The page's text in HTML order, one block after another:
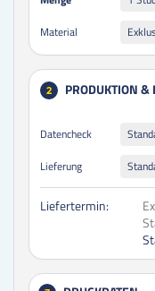
Material
2 PRODUKTION &
Datencheck
Lieferung
Liefertermin: